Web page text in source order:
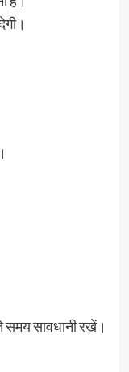
सावधानी रखें।